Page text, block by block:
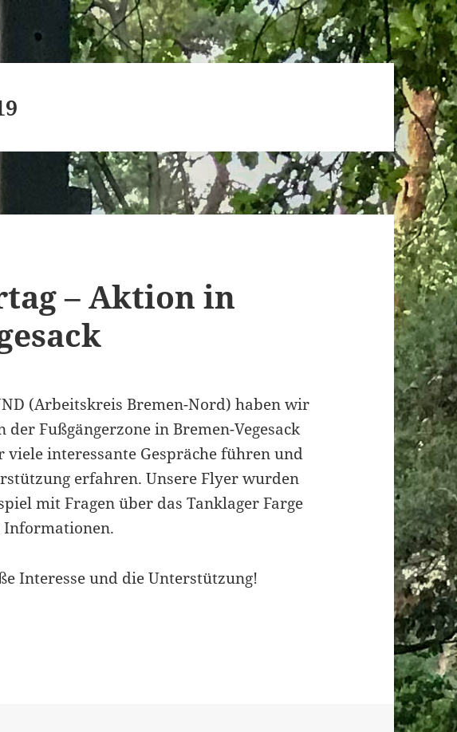
– Aktion in
(Arbeitskreis Bremen-Nord) haben wir
Fußgängerzone in Bremen-Vegesack
interessante Gespräche führen und
erfahren. Unsere Flyer wurden
mit Fragen über das Tanklager Farge
Interesse und die Unterstützung!